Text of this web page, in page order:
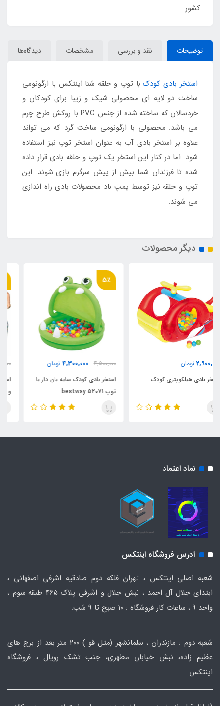
کشور
توضیحات نقد و بررسی مشخصات دیدگاه‌ها
استخر بادی کودکبا توپ و حلقه شنا اینتکس با ارگونومی
ساخت دو لایه ای محصولی شیک و زیبا برای کودکان و
خردسالان که ساخته شده از جنس PVC با روکش طرح چرم
می باشد. محصولی با ارگونومی ساخت گرد که می تواند
علاوه بر استخر بادی آب به عنوان استخر توپ نیز استفاده
شود. اما در کنار این استخر یک توپ و حلقه بادی قرار داده
شده تا فرزندان شما بیش از پیش سرگرم بازی شوند. این
توپ و حلقه نیز توسط پمپ باد محصولات بادی راه اندازی
می شوند.
دیگر محصولات
4,500,000
استخر بادی کودک سایه بان دار با
7٪
3,100,000
2,900,000
استخر بادی کودک همراه توپ بادی
و تیوپ
نماد اعتماد
آدرس فروشگاه اینتکس
شعبه اصلی اینتکس ، تهران فلکه دوم صادقیه اشرفی اصفهانی ،
ابتدای جلال آل احمد ، نبش جلال و اشرفی پلاک 465 طبقه سوم ،
واحد ۹ ، ساعات کار فروشگاه : ۱۰ صبح تا ۹ شب.
شعبه دوم : مازندران ، سلمانشهر (متل قو ) ۲۰۰ متر بعد از برج های
عظیم زاده، نبش خیابان مطهری، جنب تشک رویال ، فروشگاه
اینتکس